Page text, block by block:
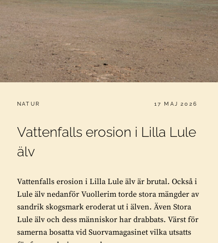
CATEGORIES:
NATUR PUBLICERAT
17 MAJ 2026
Vattenfalls erosion i Lilla Lule
älv
Vattenfalls erosion i Lilla Lule älv är brutal. Också i
Lule älv nedanför Vuollerim torde stora mängder av
sandrik skogsmark eroderat ut i älven. Även Stora
Lule älv och dess människor har drabbats. Värst för
samerna bosatta vid Suorvamagasinet vilka utsatts